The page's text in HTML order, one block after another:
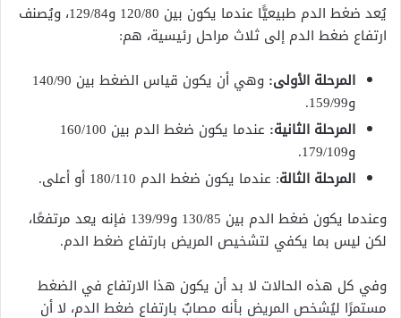
يُعد ضغط الدم طبيعيًّا عندما يكون بين 120/80 و129/84، ويُصنف
ارتفاع ضغط الدم إلى ثلاث مراحل رئيسية، هم:
المرحلة الأولى:
وهي أن يكون قياس الضغط بين 140/90
و159/99.
المرحلة الثانية:
عندما يكون ضغط الدم بين 160/100
و179/109.
المرحلة الثالة: عندما يكون ضغط الدم 180/110 أو أعلى.
وعندما يكون ضغط الدم بين 130/85 و139/99 فإنه يعد مرتفعًا،
لكن ليس بما يكفي لتشخيص المريض بارتفاع ضغط الدم.
وفي كل هذه الحالات لا بد أن يكون هذا الارتفاع في الضغط
مستمرًا ليُشخص المريض بأنه مصابٌ بارتفاع ضغط الدم، لا أن